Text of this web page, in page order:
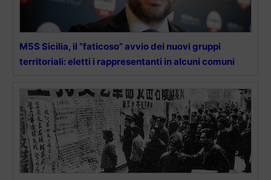
M5S Sicilia, il “faticoso” avvio dei nuovi gruppi
territoriali: eletti i rappresentanti in alcuni comuni